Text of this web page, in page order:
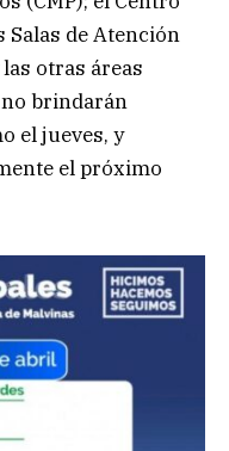
Salas de Atención
otras áreas
brindarán
el jueves, y
el próximo